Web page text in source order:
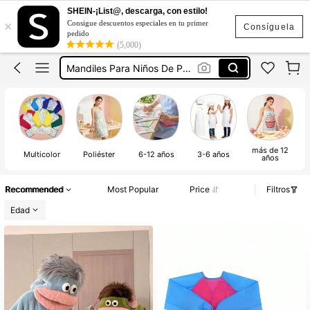
Consíguela
×
SHEIN-¡List@, descarga, con estilo!
Consigue descuentos especiales en tu primer
pedido
(5,000)
Bata Escolar Preescolar
Mandiles Para Niños De Preescolar
Bata Para Pintar
Bata Escolar Preescolar
Multicolor Poliéster 6-12 años 3-6 años más de 12
años
Recommended Most Popular Price
Filtros
Edad